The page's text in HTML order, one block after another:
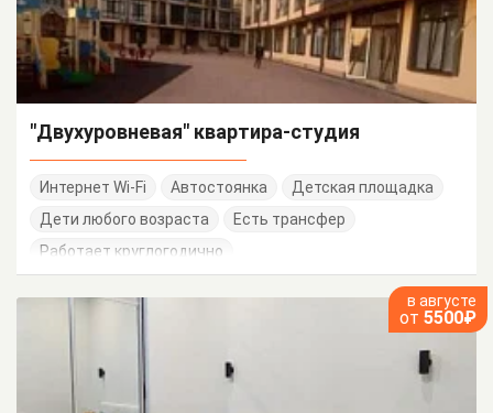
"Двухуровневая" квартира-студия
Интернет Wi-Fi Автостоянка
Детская площадка
Дети любого возраста
Есть трансфер
Работает круглогодично
в августе
от 5500₽